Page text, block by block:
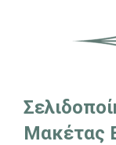
Μακέτας